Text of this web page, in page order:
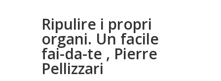
Ripulire i propri
organi. Un facile
fai-da-te , Pierre
Pellizzari